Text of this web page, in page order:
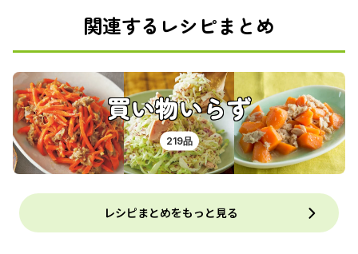
関連するレシピまとめ
買い物いらず
219品
レシピまとめをもっと見る